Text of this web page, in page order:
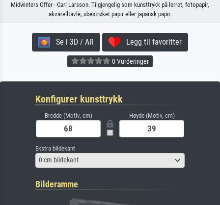
Midwinters Offer · Carl Larsson. Tilgjengelig som kunsttrykk på lerret, fotopapir,
akvarelltavle, ubestrøket papir eller japansk papir.
Se i 3D / AR Legg til favoritter
0 Vurderinger
Konfigurer kunsttrykk
Bredde (Motiv, cm) Høyde (Motiv, cm)
Ekstra bildekant
0 cm bildekant
Bilderamme